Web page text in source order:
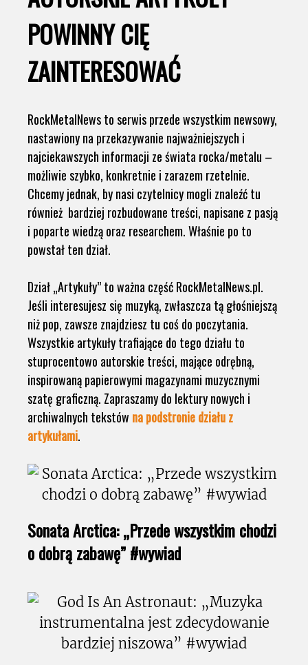
POWINNY CIĘ
ZAINTERESOWAĆ
RockMetalNews to serwis przede wszystkim newsowy,
nastawiony na przekazywanie najważniejszych i
najciekawszych informacji ze świata rocka/metalu –
możliwie szybko, konkretnie i zarazem rzetelnie.
Chcemy jednak, by nasi czytelnicy mogli znaleźć tu
również bardziej rozbudowane treści, napisane z pasją
i poparte wiedzą oraz researchem. Właśnie po to
powstał ten dział.
Dział „Artykuły” to ważna część RockMetalNews.pl.
Jeśli interesujesz się muzyką, zwłaszcza tą głośniejszą
niż pop, zawsze znajdziesz tu coś do poczytania.
Wszystkie artykuły trafiające do tego działu to
stuprocentowo autorskie treści, mające odrębną,
inspirowaną papierowymi magazynami muzycznymi
szatę graficzną. Zapraszamy do lektury nowych i
archiwalnych tekstów na podstronie działu z
artykułami.
Sonata Arctica: „Przede wszystkim chodzi
o dobrą zabawę” #wywiad